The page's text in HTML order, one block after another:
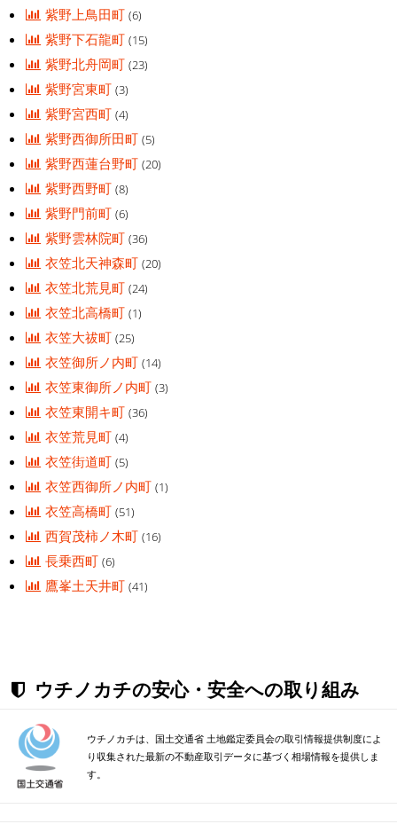
紫野上鳥田町(6)
紫野下石龍町(15)
紫野北舟岡町(23)
紫野宮東町(3)
紫野宮西町(4)
紫野西御所田町(5)
紫野西蓮台野町(20)
紫野西野町(8)
紫野門前町(6)
紫野雲林院町(36)
衣笠北天神森町(20)
衣笠北荒見町(24)
衣笠北高橋町(1)
衣笠大祓町(25)
衣笠御所ノ内町(14)
衣笠東御所ノ内町(3)
衣笠東開キ町(36)
衣笠荒見町(4)
衣笠街道町(5)
衣笠西御所ノ内町(1)
衣笠高橋町(51)
西賀茂柿ノ木町(16)
長乗西町(6)
鷹峯土天井町(41)
ウチノカチの安心・安全への取り組み
ウチノカチは、国土交通省 土地鑑定委員会の取引情報提供制度によ
り収集された最新の不動産取引データに基づく相場情報を提供しま
す。